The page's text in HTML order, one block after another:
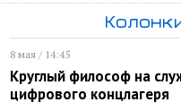
8 мая / 14:45
Круглый философ на
цифрового концлагеря